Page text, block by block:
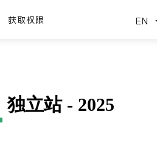
获取权限 EN
独立站 - 2025